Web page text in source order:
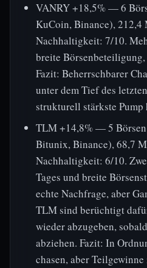
VANRY +18,5% — 6
KuCoin, Binance), 212,4
Nachhaltigkeit: 7/10.
breite Börsenbeteiligung,
Fazit: Beherrschbarer
unter dem Tief des
strukturell stärkste Pump
TLM +14,8% — 5
Bitunix, Binance), 68,7
Nachhaltigkeit: 6/10.
Tages und breite
echte Nachfrage, aber
TLM sind berüchtigt
wieder abzugeben,
abziehen. Fazit: In
chasen, aber